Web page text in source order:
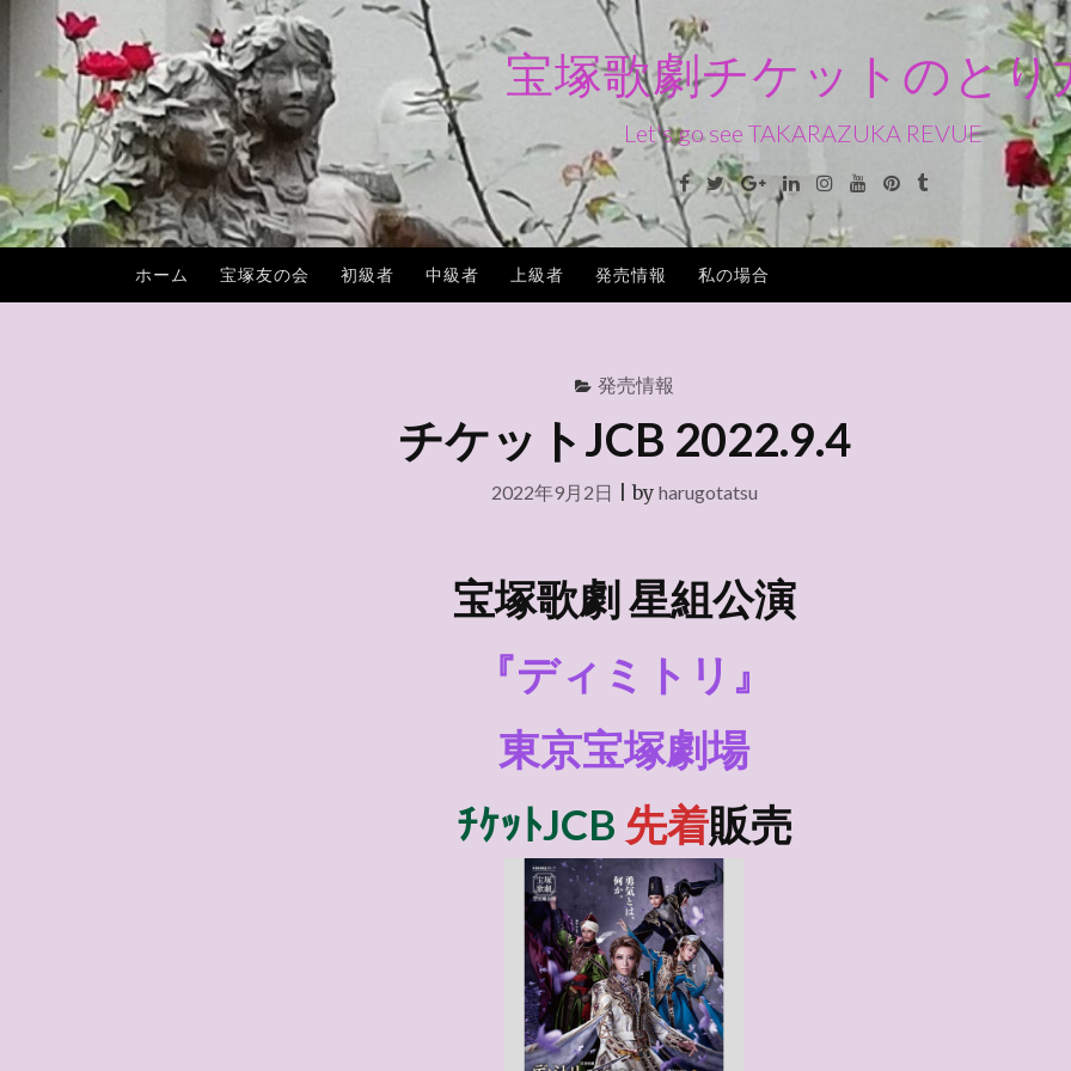
へ
ス
キ
宝塚歌劇チケットのとり
Let's go see TAKARAZUKA REVUE
Facebook
TwitterGoogle+LinkedinInstagramYoutubePinterest
Tumblr
ホーム 宝塚友の会 初級者 中級者 上級者 発売情報 私の場合
発売情報
チケットJCB 2022.9.4
2022年9月2日 |by harugotatsu
宝塚歌劇 星組公演
『ディミトリ』
東京宝塚劇場
ﾁｹｯﾄJCB 先着販売